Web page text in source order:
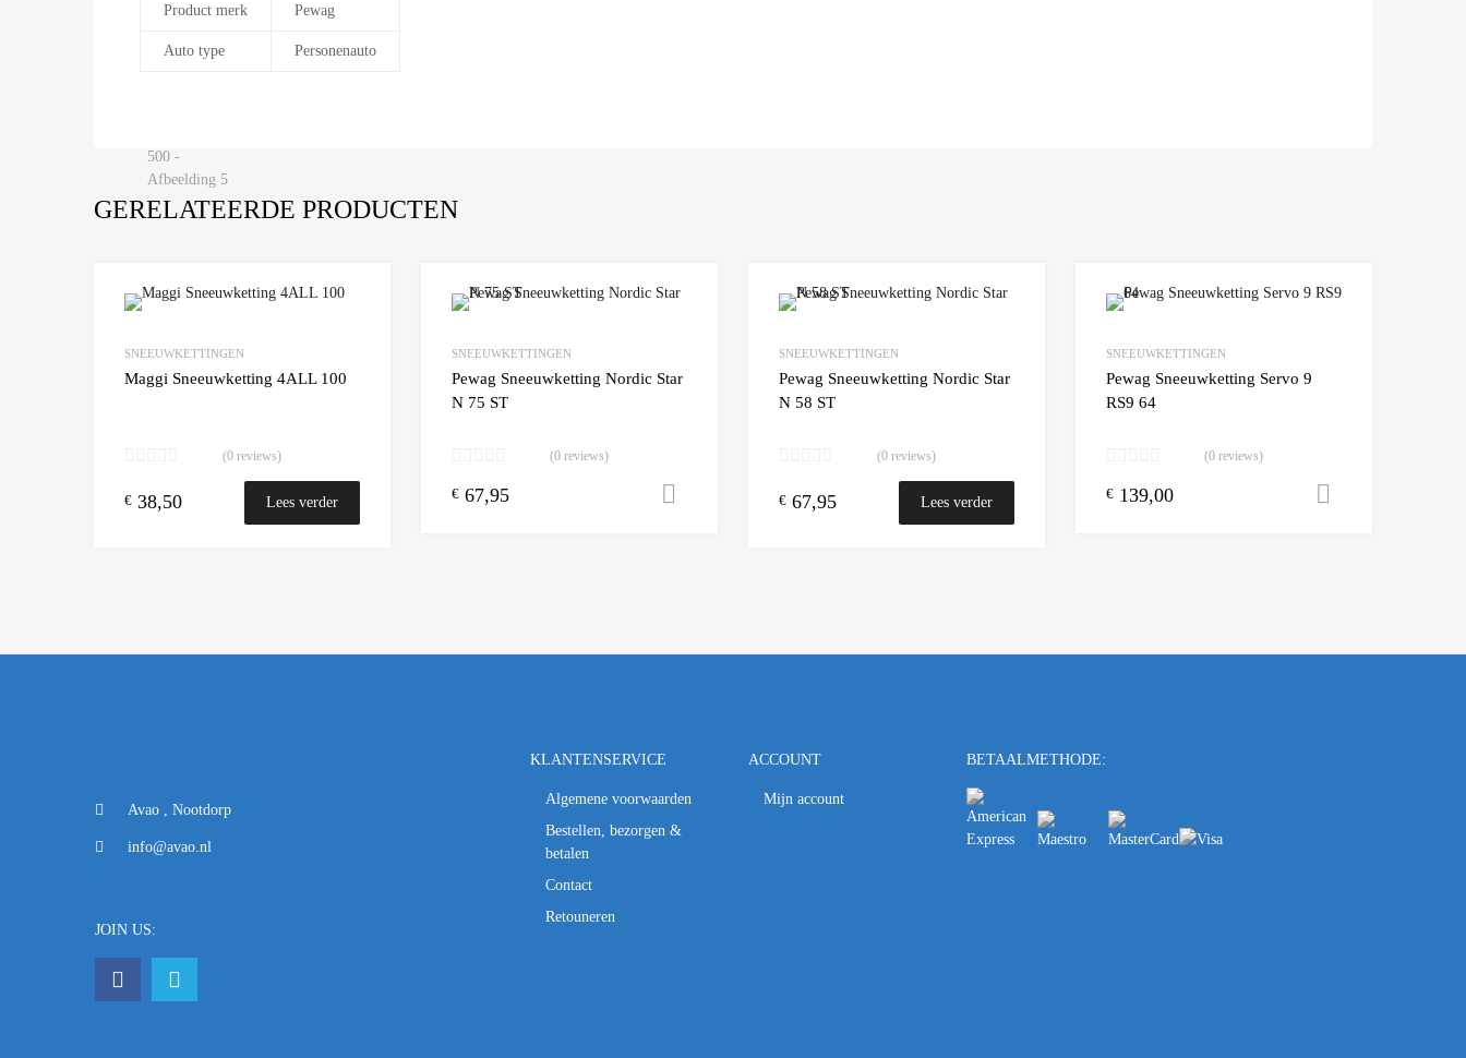
Product merk Pewag
Auto type Personenauto
GERELATEERDE PRODUCTEN
Add to Wishlist
SNEEUWKETTINGEN
Maggi Sneeuwketting 4ALL 100
(0 reviews)
€ 38,50 Lees verder
Add to Wishlist
SNEEUWKETTINGEN
Pewag Sneeuwketting Nordic Star
N 75 ST
(0 reviews)
€ 67,95 Toevoegen aan winkelwagen
Add to Wishlist
SNEEUWKETTINGEN
Pewag Sneeuwketting Nordic Star
N 58 ST
(0 reviews)
€ 67,95 Lees verder
SNEEUWKETTINGEN
Pewag Sneeuwketting Servo 9
RS9 64
(0 reviews)
€ 139,00
Avao , Nootdorp
info@avao.nl
JOIN US:
KLANTENSERVICE
Algemene voorwaarden
Bestellen, bezorgen &
betalen
Contact
Retouneren
ACCOUNT
Mijn account
BETAALMETHODE: